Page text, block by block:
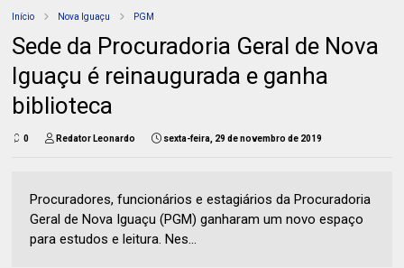
Início Nova Iguaçu PGM
Sede da Procuradoria Geral de Nova
Iguaçu é reinaugurada e ganha
biblioteca
0 Redator Leonardo sexta-feira, 29 de novembro de 2019
Procuradores, funcionários e estagiários da Procuradoria
Geral de Nova Iguaçu (PGM) ganharam um novo espaço
para estudos e leitura. Nes...